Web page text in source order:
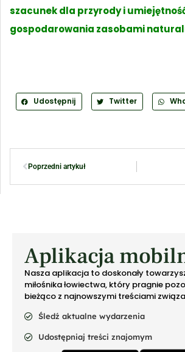
szacunek dla przyrody i
gospodarowania zasobami
Udostępnij Twitter
Poprzedni artykuł
Aplikacja
Nasza aplikacja to doskonały
miłośnika łowiectwa, który pragnie
bieżąco z najnowszymi treściami
Śledź aktualne wydarzenia
Udostępniaj treści znajomym